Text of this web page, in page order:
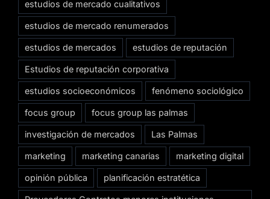
estudios de mercado cualitativos
estudios de mercado renumerados
estudios de mercados estudios de reputación
Estudios de reputación corporativa
estudios socioeconómicos fenómeno sociológico
focus group focus group las palmas
investigación de mercados Las Palmas
marketing marketing canarias marketing digital
opinión pública planificación estratética